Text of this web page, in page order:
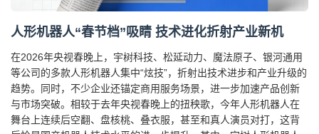
人形机器人“春节档”吸睛 技术进化折射产业新机
在2026年央视春晚上，宇树科技、松延动力、魔法原子、银河通用
等公司的多款人形机器人集中“炫技”，折射出技术进步和产业升级的
趋势。同时，不少企业还锚定商用服务场景，进一步加速产品创新
与市场突破。相较于去年央视春晚上的扭秧歌，今年人形机器人在
舞台上连续后空翻、盘核桃、叠衣服，甚至和真人演员对打，这背